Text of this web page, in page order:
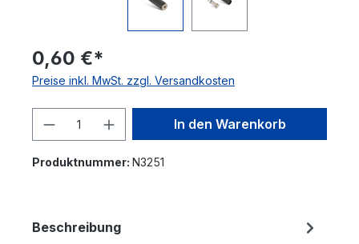
0,60 €*
Preise inkl. MwSt. zzgl. Versandkosten
Produkt Anzahl: Gib den
In den Warenkorb
Produktnummer: N3251
Beschreibung